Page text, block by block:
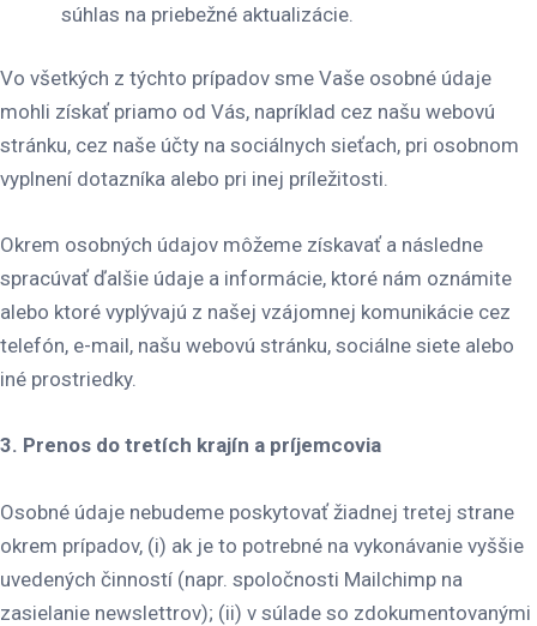
súhlas na priebežné aktualizácie.
Vo všetkých z týchto prípadov sme Vaše osobné údaje
mohli získať priamo od Vás, napríklad cez našu webovú
stránku, cez naše účty na sociálnych sieťach, pri osobnom
vyplnení dotazníka alebo pri inej príležitosti.
Okrem osobných údajov môžeme získavať a následne
spracúvať ďalšie údaje a informácie, ktoré nám oznámite
alebo ktoré vyplývajú z našej vzájomnej komunikácie cez
telefón, e-mail, našu webovú stránku, sociálne siete alebo
iné prostriedky.
3. Prenos do tretích krajín a príjemcovia
Osobné údaje nebudeme poskytovať žiadnej tretej strane
okrem prípadov, (i) ak je to potrebné na vykonávanie vyššie
uvedených činností (napr. spoločnosti Mailchimp na
zasielanie newslettrov); (ii) v súlade so zdokumentovanými